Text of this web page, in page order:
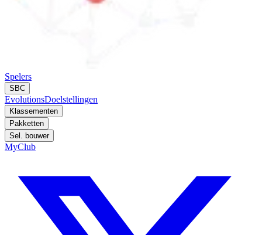
Spelers
SBC
EvolutionsDoelstellingen
Klassementen
Pakketten
Sel. bouwer
MyClub